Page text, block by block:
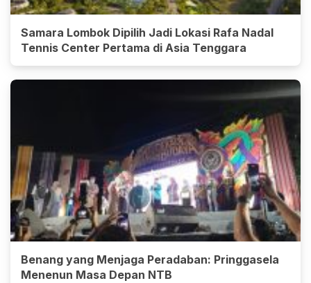
Samara Lombok Dipilih Jadi Lokasi Rafa Nadal
Tennis Center Pertama di Asia Tenggara
Benang yang Menjaga Peradaban: Pringgasela
Menenun Masa Depan NTB